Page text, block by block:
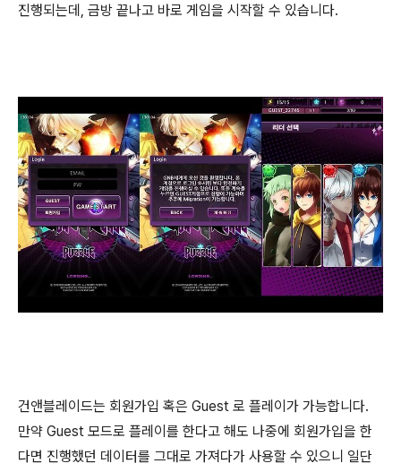
진행되는데, 금방 끝나고 바로 게임을 시작할 수 있습니다.
건앤블레이드는 회원가입 혹은 Guest 로 플레이가 가능합니다.
만약 Guest 모드로 플레이를 한다고 해도 나중에 회원가입을 한
다면 진행했던 데이터를 그대로 가져다가 사용할 수 있으니 일단